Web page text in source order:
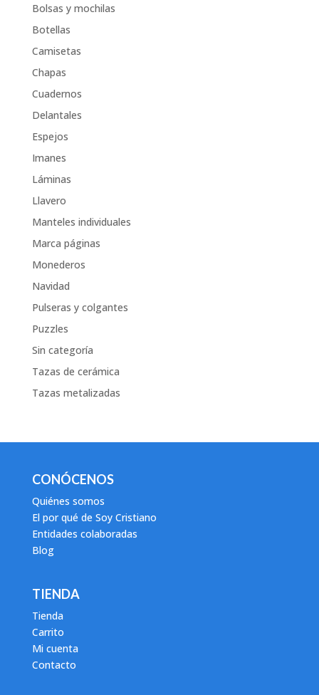
Bolsas y mochilas
Botellas
Camisetas
Chapas
Cuadernos
Delantales
Espejos
Imanes
Láminas
Llavero
Manteles individuales
Marca páginas
Monederos
Navidad
Pulseras y colgantes
Puzzles
Sin categoría
Tazas de cerámica
Tazas metalizadas
CONÓCENOS
Quiénes somos
El por qué de Soy Cristiano
Entidades colaboradas
Blog
TIENDA
Tienda
Carrito
Mi cuenta
Contacto